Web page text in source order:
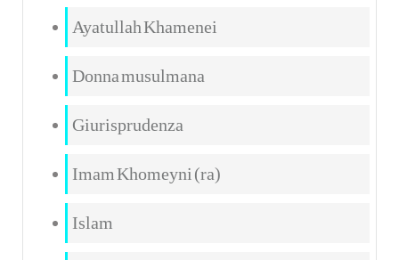
Ayatullah Khamenei
Donna musulmana
Giurisprudenza
Imam Khomeyni (ra)
Islam